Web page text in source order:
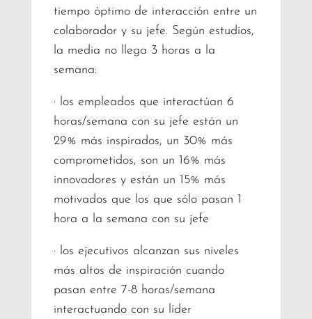
tiempo óptimo de interacción entre un
colaborador y su jefe. Según estudios,
la media no llega 3 horas a la
semana:
· los empleados que interactúan 6
horas/semana con su jefe están un
29% más inspirados, un 30% más
comprometidos, son un 16% más
innovadores y están un 15% más
motivados que los que sólo pasan 1
hora a la semana con su jefe
· los ejecutivos alcanzan sus niveles
más altos de inspiración cuando
pasan entre 7-8 horas/semana
interactuando con su líder